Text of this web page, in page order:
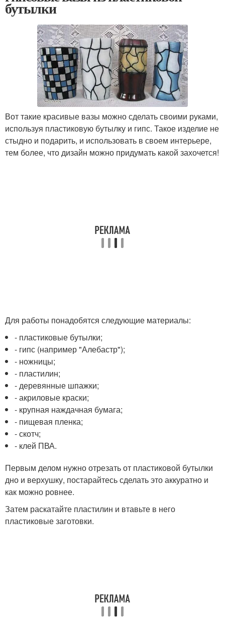
бутылки
Вот такие красивые вазы можно сделать своими руками,
используя пластиковую бутылку и гипс. Такое изделие не
стыдно и подарить, и использовать в своем интерьере,
тем более, что дизайн можно придумать какой захочется!
Для работы понадобятся следующие материалы:
- пластиковые бутылки;
- гипс (например "Алебастр");
- ножницы;
- пластилин;
- деревянные шпажки;
- акриловые краски;
- крупная наждачная бумага;
- пищевая пленка;
- скотч;
- клей ПВА.
Первым делом нужно отрезать от пластиковой бутылки
дно и верхушку, постарайтесь сделать это аккуратно и
как можно ровнее.
Затем раскатайте пластилин и втавьте в него
пластиковые заготовки.